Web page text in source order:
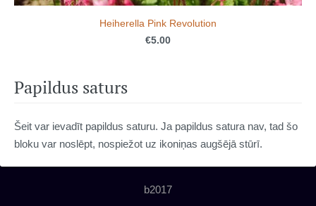
Papildus saturs
Šeit var ievadīt papildus saturu. Ja papildus satura nav, tad šo
bloku var noslēpt, nospiežot uz ikoniņas augšējā stūrī.
Heiherella Pink Revolution
€5.00
b2017